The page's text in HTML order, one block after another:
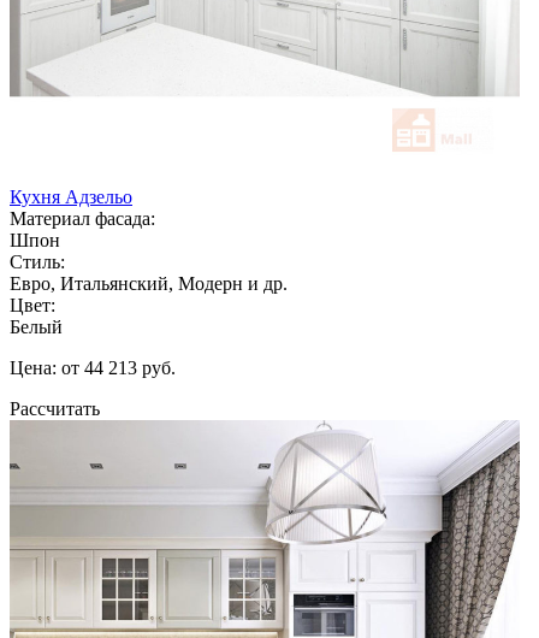
Кухня Адзельо
Материал фасада:
Шпон
Стиль:
Евро, Итальянский, Модерн и др.
Цвет:
Белый
Цена: от 44 213 руб.
Рассчитать